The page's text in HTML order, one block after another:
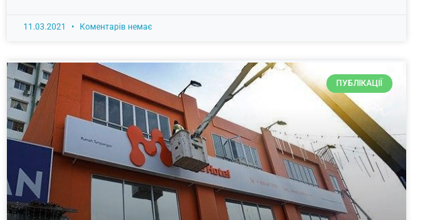
11.03.2021 Коментарів немає
ПУБЛІКАЦІЇ